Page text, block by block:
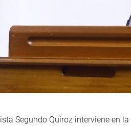
Segundo Quiroz interviene en